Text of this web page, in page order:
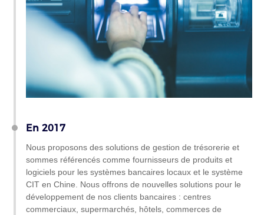
En 2017
Nous proposons des solutions de gestion de trésorerie et
sommes référencés comme fournisseurs de produits et
logiciels pour les systèmes bancaires locaux et le système
CIT en Chine. Nous offrons de nouvelles solutions pour le
développement de nos clients bancaires : centres
commerciaux, supermarchés, hôtels, commerces de